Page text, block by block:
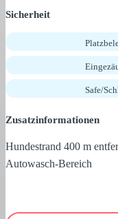
Sicherheit
Safe/
Zusatzinformationen
Hundestrand 400 m
Autowasch-Bereich